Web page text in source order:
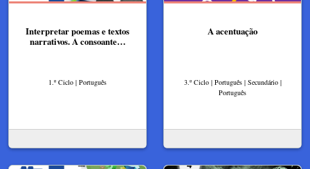
Interpretar poemas e textos
narrativos. A consoante…
1.º Ciclo | Português
A acentuação
3.º Ciclo | Português | Secundário |
Português